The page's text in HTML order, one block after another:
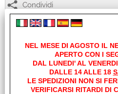
Condividi
Richiedi informazioni
Oscurante Termico Esterno, da
accoppiamento.
ideale nel periodo invernale perchè evita
interno del parabrezza
Sacca di Trasporto e kit di fissaggio incluso
NEL MESE DI AGOSTO IL
APERTO CON I
DAL LUNEDI' AL
DALLE 14 ALLE 18
LE SPEDIZIONI NON SI
VERIFICARSI RITARDI DI